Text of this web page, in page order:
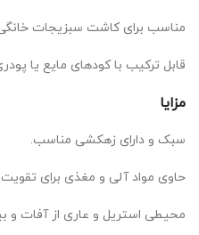
مناسب برای کاشت سبزیجات خانگی
قابل ترکیب با کودهای مایع یا
مزایا
سبک و دارای زهکشی مناسب.
حاوی مواد آلی و مغذی برای
محیطی استریل و عاری از آفات و